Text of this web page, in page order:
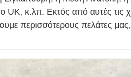
UK, κ.λπ. Εκτός από αυτές τις
περισσότερους πελάτες